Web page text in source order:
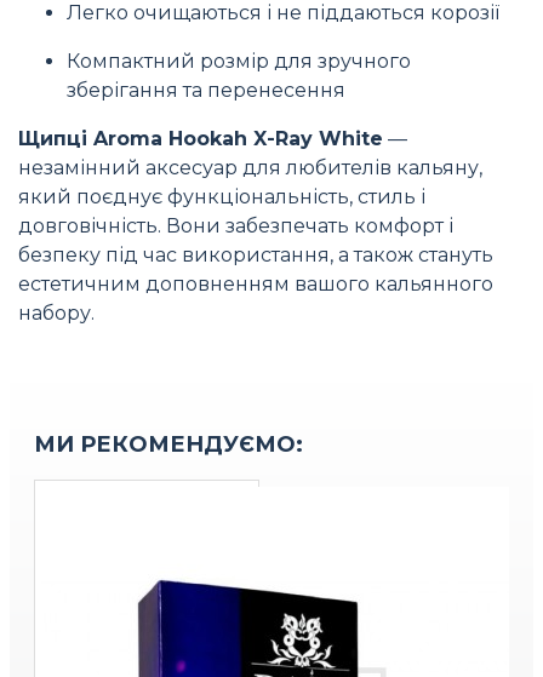
Легко очищаються і не піддаються корозії
Компактний розмір для зручного
зберігання та перенесення
Щипці Aroma Hookah X-Ray White —
незамінний аксесуар для любителів кальяну,
який поєднує функціональність, стиль і
довговічність. Вони забезпечать комфорт і
безпеку під час використання, а також стануть
естетичним доповненням вашого кальянного
набору.
МИ РЕКОМЕНДУЄМО: